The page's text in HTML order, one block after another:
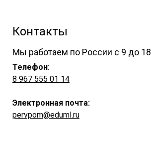
Контакты
Мы работаем по России с 9 до 18
Телефон:
8 967 555 01 14
Электронная почта:
pervpom@eduml.ru